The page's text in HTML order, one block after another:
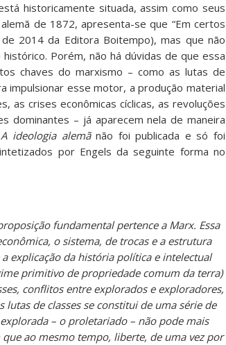
historicamente situada, assim como seus
de 1872, apresenta-se que “Em certos
2014 da Editora Boitempo), mas que não
Porém, não há dúvidas de que essa
chaves do marxismo – como as lutas de
impulsionar esse motor, a produção material
as crises econômicas cíclicas, as revoluções
dominantes – já aparecem nela de maneira
A ideologia alemãnão foi publicada e só foi
por Engels da seguinte forma no
fundamental pertence a Marx. Essa
o sistema, de trocas e a estrutura
explicação da história política e intelectual
primitivo de propriedade comum da terra)
conflitos entre explorados e exploradores,
de classes se constitui de uma série de
– o proletariado – não pode mais
ao mesmo tempo, liberte, de uma vez por